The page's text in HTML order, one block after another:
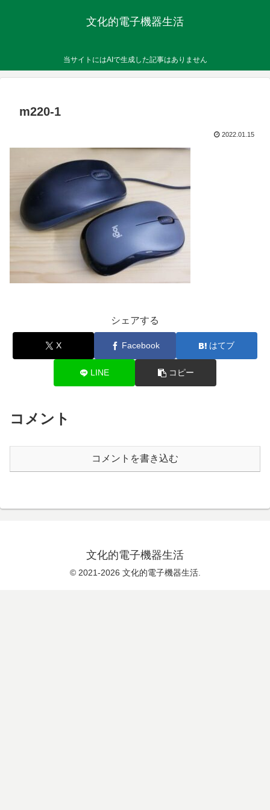
文化的電子機器生活
当サイトにはAIで生成した記事はありません
m220-1
2022.01.15
シェアする
X Facebook はてブ
LINE コピー
コメント
コメントを書き込む
文化的電子機器生活
© 2021-2026 文化的電子機器生活.